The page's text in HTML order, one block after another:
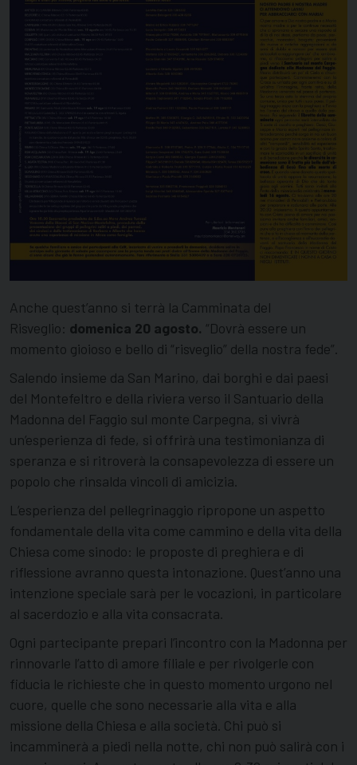
Anche quest’anno si terrà la Camminata del
Risveglio: domenica 20 agosto. “Dovrà essere un
momento gioioso e bello di “risveglio” della nostra fede”.
Salendo insieme da San Marino, dai borghi e dai paesi
del Montefeltro e della riviera verso il Santuario della
Madonna del Faggio sul monte Carpegna, si vivrà
un’esperienza di fede, si offrirà una testimonianza di
speranza e si ritroverà la consapevolezza di essere un
popolo che rinsalda vincoli di amicizia.
L’esperienza del pellegrinaggio ripropone un aspetto
fondamentale della vita come cammino e della vita della
Chiesa come sinodo: le proposte di preghiera e di
riflessione avranno questa intonazione. Quest’anno una
intenzione speciale sarà per le vocazioni, in particolare
al sacerdozio e alla vita consacrata.
Ogni partecipante prepari l’incontro con la Madonna per
rinnovarle l’atto di amore filiale e per rivolgerle con
fiducia le richieste che in questo momento urgono nel
cuore, quelle che sono necessarie alla vita e alla
missione della Chiesa e alla società. Chi può si
incamminerà a piedi nella notte, chi non può salirà con i